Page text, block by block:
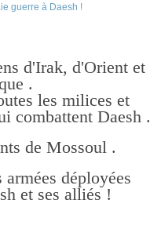
d'Irak, d'Orient et
.
les milices et
combattent Daesh .
de Mossoul .
déployées
et ses alliés !